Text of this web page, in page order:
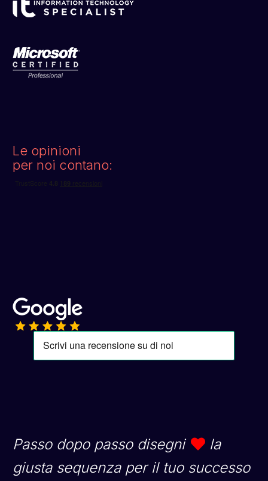
Le opinioni
per noi contano:
Passo dopo passo disegni
la
giusta sequenza per il tuo successo